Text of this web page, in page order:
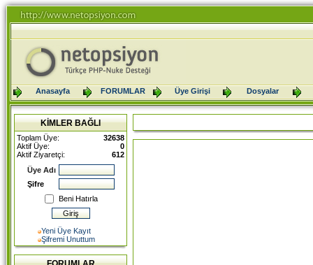
Anasayfa FORUMLAR Üye Girişi Dosyalar
KİMLER BAĞLI
Toplam Üye:
32638
Aktif Üye:
0
Aktif Ziyaretçi:
612
Üye Adı
Şifre
Beni Hatırla
Yeni Üye Kayıt
Şifremi Unuttum